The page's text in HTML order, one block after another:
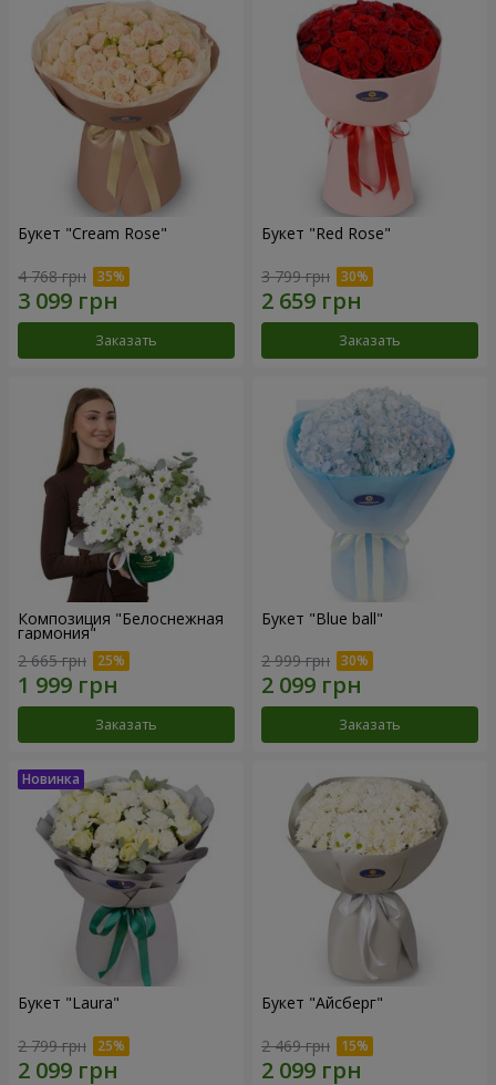
Букет "Cream Rose"
4 768 грн
Заказать
Букет "Red Rose"
3 799 грн
Заказать
Композиция "Белоснежная
гармония"
2 665 грн
Заказать
Букет "Blue ball"
2 999 грн
Заказать
Букет "Laura"
2 799 грн
Букет "Айсберг"
2 469 грн